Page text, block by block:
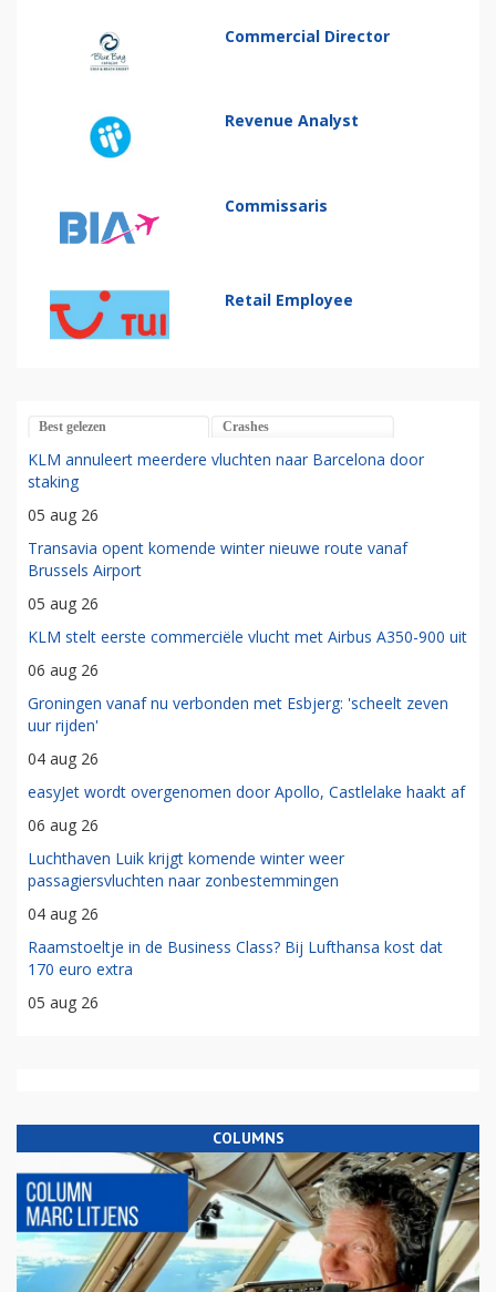
Commercial Director
Revenue Analyst
Commissaris
Retail Employee
Best gelezen Crashes
KLM annuleert meerdere vluchten naar Barcelona door
staking
05 aug 26
Transavia opent komende winter nieuwe route vanaf
Brussels Airport
05 aug 26
KLM stelt eerste commerciële vlucht met Airbus A350-900 uit
06 aug 26
Groningen vanaf nu verbonden met Esbjerg: 'scheelt zeven
uur rijden'
04 aug 26
easyJet wordt overgenomen door Apollo, Castlelake haakt af
06 aug 26
Luchthaven Luik krijgt komende winter weer
passagiersvluchten naar zonbestemmingen
04 aug 26
Raamstoeltje in de Business Class? Bij Lufthansa kost dat
170 euro extra
05 aug 26
COLUMNS